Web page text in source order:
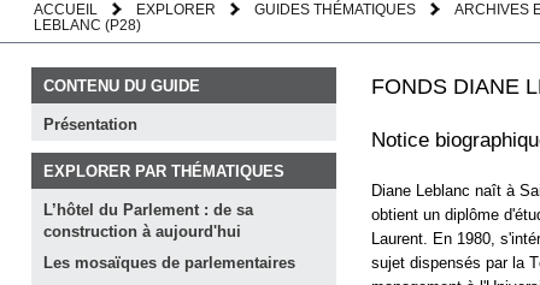
ACCUEIL EXPLORER GUIDES THÉMATIQUES
ARCHIVES
LEBLANC (P28)
CONTENU DU GUIDE
Présentation
EXPLORER PAR THÉMATIQUES
L’hôtel du Parlement : de sa
construction à aujourd'hui
Les mosaïques de parlementaires
FONDS DIANE
Notice
Diane Leblanc naît à
obtient un diplôme
Laurent. En 1980,
sujet dispensés par la